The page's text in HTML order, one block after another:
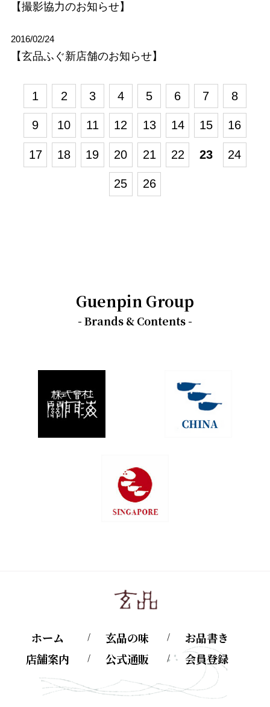
【撮影協力のお知らせ】
2016/02/24
【玄品ふぐ新店舗のお知らせ】
1 2 3 4 5 6 7 8
9 10 11 12 13 14 15 16
17 18 19 20 21 22 23 24
25 26
Guenpin Group
- Brands & Contents -
ホーム 玄品の味
お品書き
店舗案内
公式通販 会員登録